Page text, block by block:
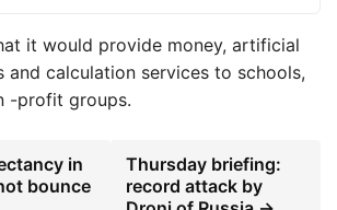
it would provide money, artificial
and calculation services to schools,
-profit groups.
in
bounce
Thursday briefing:
record attack by